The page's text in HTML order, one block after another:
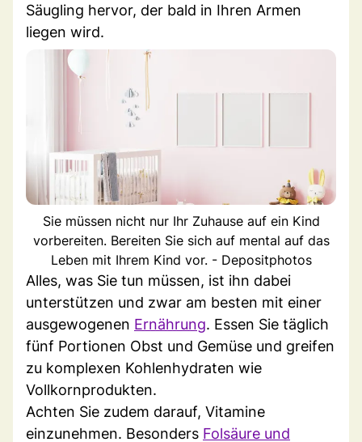
Säugling hervor, der bald in Ihren Armen
liegen wird.
Sie müssen nicht nur Ihr Zuhause auf ein Kind
vorbereiten. Bereiten Sie sich auf mental auf das
Leben mit Ihrem Kind vor. - Depositphotos
Alles, was Sie tun müssen, ist ihn dabei
unterstützen und zwar am besten mit einer
ausgewogenen Ernährung. Essen Sie täglich
fünf Portionen Obst und Gemüse und greifen
zu komplexen Kohlenhydraten wie
Vollkornprodukten.
Achten Sie zudem darauf, Vitamine
einzunehmen. Besonders Folsäure und